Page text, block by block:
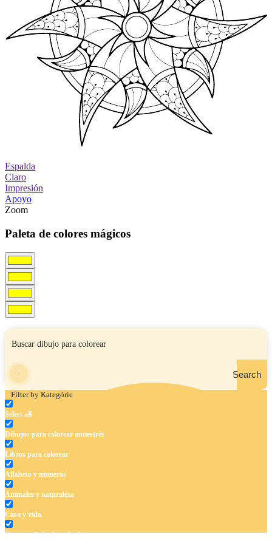
Espalda
Claro
Impresión
Apoyo
Zoom
Paleta de colores mágicos
Search
Filter by Kategórie
Select all
Dibujos para colorear antiestrés
Libros para colorear
Alfabeto y números
Animales y naturaleza
Casa y vida
Cuentos de hadas y hadas